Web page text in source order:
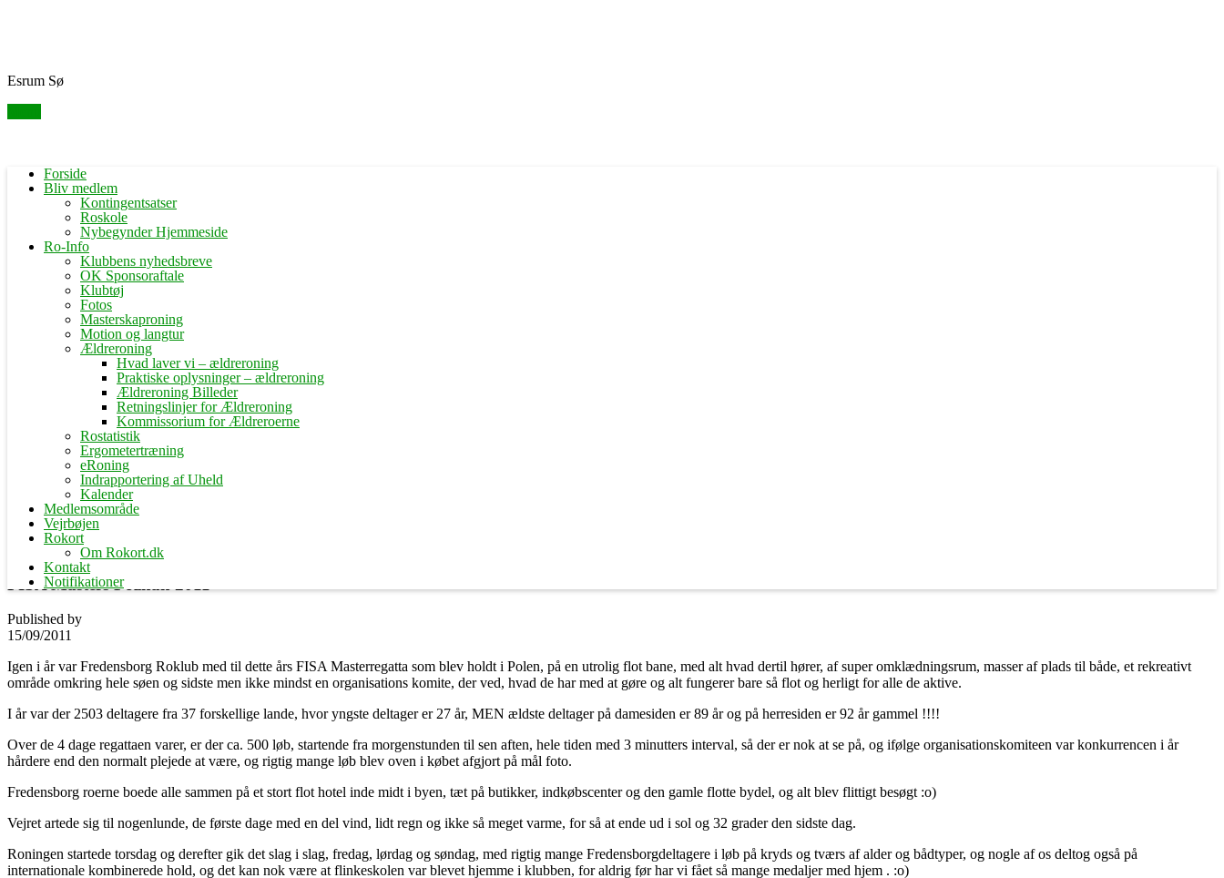
Esrum Sø
Forside
Bliv medlem
Kontingentsatser
Roskole
Nybegynder Hjemmeside
Ro-Info
Klubbens nyhedsbreve
OK Sponsoraftale
Klubtøj
Fotos
Masterskaproning
Motion og langtur
Ældreroning
Hvad laver vi – ældreroning
Praktiske oplysninger – ældreroning
Ældreroning Billeder
Retningslinjer for Ældreroning
Kommissorium for Ældreroerne
Rostatistik
Ergometertræning
eRoning
Indrapportering af Uheld
Kalender
Medlemsområde
Vejrbøjen
Rokort
Om Rokort.dk
Kontakt
Notifikationer
FISA Masters Poznan 2011
Published by
15/09/2011
Igen i år var Fredensborg Roklub med til dette års FISA Masterregatta som blev holdt i Polen, på en utrolig flot bane, med alt hvad dertil hører, af super omklædningsrum, masser af plads til både, et rekreativt
område omkring hele søen og sidste men ikke mindst en organisations komite, der ved, hvad de har med at gøre og alt fungerer bare så flot og herligt for alle de aktive.
I år var der 2503 deltagere fra 37 forskellige lande, hvor yngste deltager er 27 år, MEN ældste deltager på damesiden er 89 år og på herresiden er 92 år gammel !!!!
Over de 4 dage regattaen varer, er der ca. 500 løb, startende fra morgenstunden til sen aften, hele tiden med 3 minutters interval, så der er nok at se på, og ifølge organisationskomiteen var konkurrencen i år
hårdere end den normalt plejede at være, og rigtig mange løb blev oven i købet afgjort på mål foto.
Fredensborg roerne boede alle sammen på et stort flot hotel inde midt i byen, tæt på butikker, indkøbscenter og den gamle flotte bydel, og alt blev flittigt besøgt :o)
Vejret artede sig til nogenlunde, de første dage med en del vind, lidt regn og ikke så meget varme, for så at ende ud i sol og 32 grader den sidste dag.
Roningen startede torsdag og derefter gik det slag i slag, fredag, lørdag og søndag, med rigtig mange Fredensborgdeltagere i løb på kryds og tværs af alder og bådtyper, og nogle af os deltog også på
internationale kombinerede hold, og det kan nok være at flinkeskolen var blevet hjemme i klubben, for aldrig før har vi fået så mange medaljer med hjem . :o)